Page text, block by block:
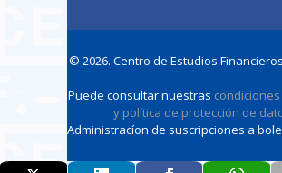
© 2026. Centro de Estudios Financieros
Puede consultar nuestras
y política de protección de
Administracíon de suscripciones a